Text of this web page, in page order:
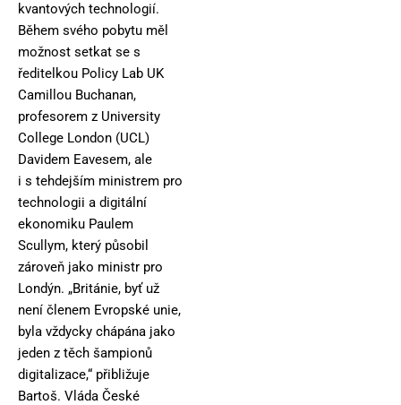
kvantových technologií.
Během svého pobytu měl
možnost setkat se s
ředitelkou Policy Lab UK
Camillou Buchanan,
profesorem z University
College London (UCL)
Davidem Eavesem, ale
i s tehdejším ministrem pro
technologii a digitální
ekonomiku Paulem
Scullym, který působil
zároveň jako ministr pro
Londýn. „Británie, byť už
není členem Evropské unie,
byla vždycky chápána jako
jeden z těch šampionů
digitalizace,“ přibližuje
Bartoš. Vláda České